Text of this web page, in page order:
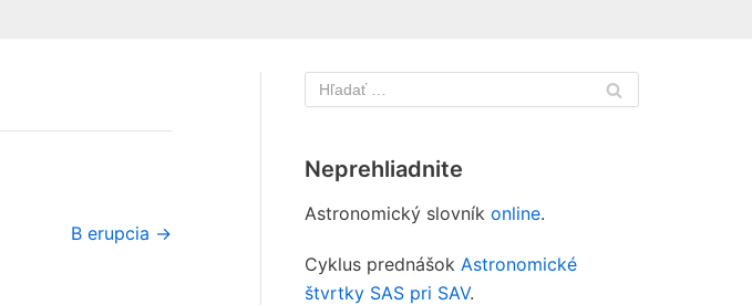
B erupcia →
Neprehliadnite
Astronomický slovník online.
Cyklus prednášok Astronomické
štvrtky SAS pri SAV.